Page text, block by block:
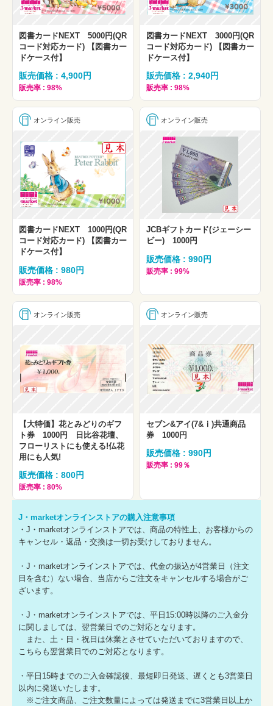
図書カードNEXT 5000円(QR
コード対応カード) 【図書カー
ドケース付】
販売価格 : 4,900円
販売率 : 98%
図書カードNEXT 3000円(QR
コード対応カード) 【図書カー
ドケース付】
販売価格 : 2,940円
販売率 : 98%
オンライン販売
図書カードNEXT 1000円(QR
コード対応カード) 【図書カー
ドケース付】
販売価格 : 980円
販売率 : 98%
オンライン販売
JCBギフトカード(ジェーシー
ビー) 1000円
販売価格 : 990円
販売率 : 99%
オンライン販売
【大特価】花とみどりのギフ
ト券 1000円 日比谷花壇、
フローリストにも使える!仏花
用にも人気!
販売価格 : 800円
販売率 : 80%
オンライン販売
セブン&アイ(7&ⅰ)共通商品
券 1000円
販売価格 : 990円
販売率 : 99％
J・marketオンラインストアの購入注意事項
・J・marketオンラインストアでは、商品の特性上、お客様からの
キャンセル・返品・交換は一切お受けしておりません。
・J・marketオンラインストアでは、代金の振込が4営業日（注文
日を含む）ない場合、当店からご注文をキャンセルする場合がご
ざいます。
・J・marketオンラインストアでは、平日15:00時以降のご入金分
に関しましては、翌営業日でのご対応となります。
また、土・日・祝日は休業とさせていただいておりますので、
こちらも翌営業日でのご対応となります。
・平日15時までのご入金確認後、最短即日発送、遅くとも3営業日
以内に発送いたします。
※ご注文商品、ご注文数量によっては発送までに3営業日以上か